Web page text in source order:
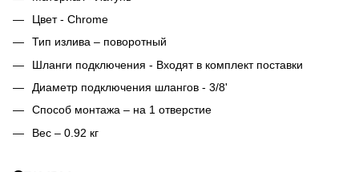
Цвет - Chrome
Тип излива – поворотный
Шланги подключения - Входят в комплект поставки
Диаметр подключения шлангов - 3/8'
Способ монтажа – на 1 отверстие
Вес – 0.92 кг